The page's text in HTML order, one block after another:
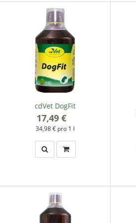
cdVet DogFit
17,49 €
34,98 € pro 1 l